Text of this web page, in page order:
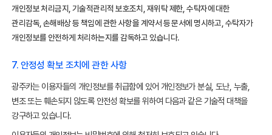
개인정보 처리금지, 기술적관리적 보호조치, 재위탁 제한, 수탁자에 대한
관리감독, 손해배상 등 책임에 관한 사항을 계약서 등 문서에 명시하고, 수탁자가
개인정보를 안전하게 처리하는지를 감독하고 있습니다.
7. 안정성 확보 조치에 관한 사항
광주카는 이용자들의 개인정보를 취급함에 있어 개인정보가 분실, 도난, 누출,
변조 또는 훼손되지 않도록 안전성 확보를 위하여 다음과 같은 기술적 대책을
강구하고 있습니다.